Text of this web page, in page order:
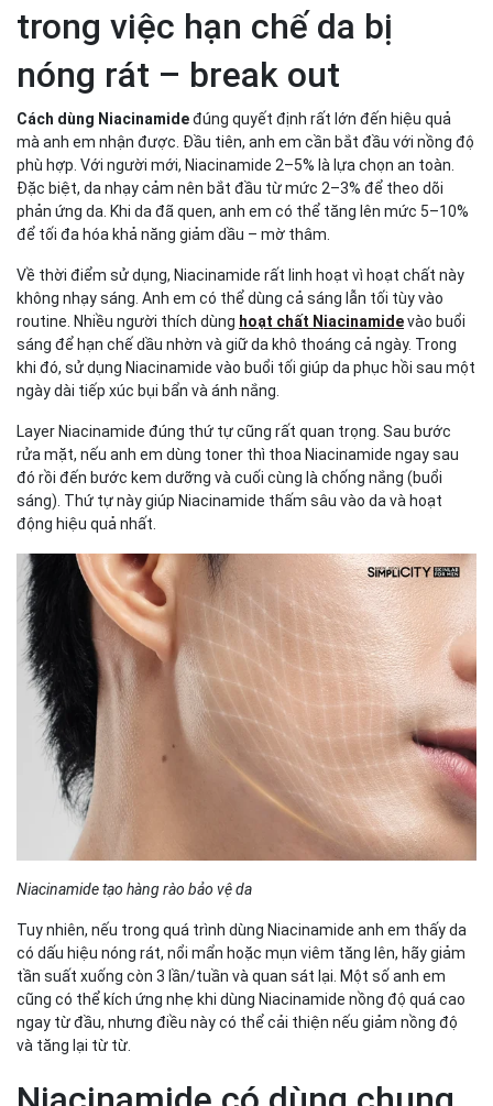
trong việc hạn chế da bị
nóng rát – break out
Cách dùng Niacinamideđúng quyết định rất lớn đến hiệu quả
mà anh em nhận được. Đầu tiên, anh em cần bắt đầu với nồng độ
phù hợp. Với người mới, Niacinamide 2–5% là lựa chọn an toàn.
Đặc biệt, da nhạy cảm nên bắt đầu từ mức 2–3% để theo dõi
phản ứng da. Khi da đã quen, anh em có thể tăng lên mức 5–10%
để tối đa hóa khả năng giảm dầu – mờ thâm.
Về thời điểm sử dụng, Niacinamide rất linh hoạt vì hoạt chất này
không nhạy sáng. Anh em có thể dùng cả sáng lẫn tối tùy vào
routine. Nhiều người thích dùng hoạt chất Niacinamidevào buổi
sáng để hạn chế dầu nhờn và giữ da khô thoáng cả ngày. Trong
khi đó, sử dụng Niacinamide vào buổi tối giúp da phục hồi sau một
ngày dài tiếp xúc bụi bẩn và ánh nắng.
Layer Niacinamide đúng thứ tự cũng rất quan trọng. Sau bước
rửa mặt, nếu anh em dùng toner thì thoa Niacinamide ngay sau
đó rồi đến bước kem dưỡng và cuối cùng là chống nắng (buổi
sáng). Thứ tự này giúp Niacinamide thấm sâu vào da và hoạt
động hiệu quả nhất.
Niacinamide tạo hàng rào bảo vệ da
Tuy nhiên, nếu trong quá trình dùng Niacinamide anh em thấy da
có dấu hiệu nóng rát, nổi mẩn hoặc mụn viêm tăng lên, hãy giảm
tần suất xuống còn 3 lần/tuần và quan sát lại. Một số anh em
cũng có thể kích ứng nhẹ khi dùng Niacinamide nồng độ quá cao
ngay từ đầu, nhưng điều này có thể cải thiện nếu giảm nồng độ
và tăng lại từ từ.